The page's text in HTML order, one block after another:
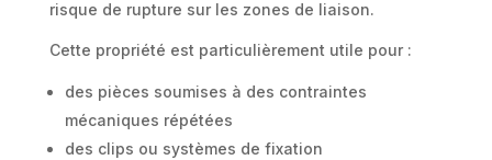
risque de rupture sur les zones de liaison.
Cette propriété est particulièrement utile pour :
des pièces soumises à des contraintes
mécaniques répétées
des clips ou systèmes de fixation